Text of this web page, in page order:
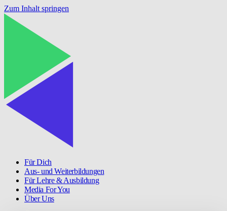
Zum Inhalt springen
Für Dich
Aus- und Weiterbildungen
Für Lehre & Ausbildung
Media For You
Über Uns